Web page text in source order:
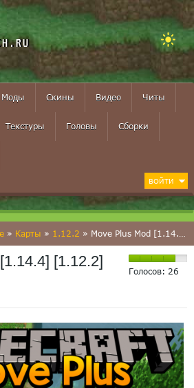
Моды Скины Видео Читы
Текстуры Головы Сборки
ВОЙТИ
» Карты » 1.12.2 » Move Plus Mod [1.14.4] [1.12.2] [1.7.10]
Голосов: 26
[1.12.2]